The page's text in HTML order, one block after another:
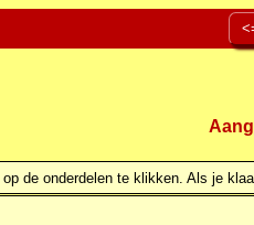
de onderdelen te klikken. Als je